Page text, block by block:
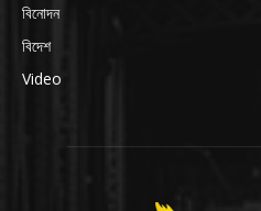
বিনোদন
বিদেশ
Video